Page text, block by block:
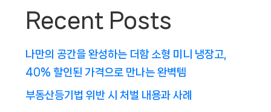
Recent Posts
나만의 공간을 완성하는 더함 소형 미니 냉장고,
40% 할인된 가격으로 만나는 완벽템
부동산등기법 위반 시 처벌 내용과 사례